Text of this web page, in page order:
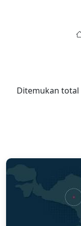
Ditemukan total